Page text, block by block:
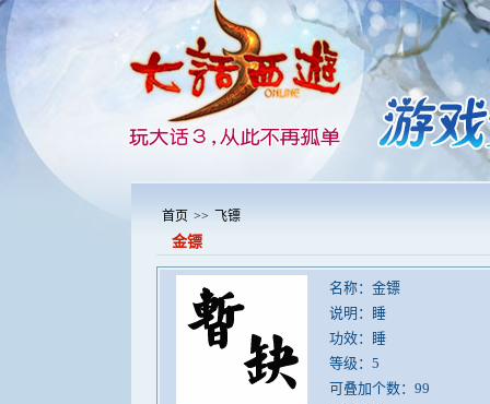
首页 >> 飞镖
金镖
名称：金镖
说明：睡
功效：睡
等级：5
可叠加个数：99